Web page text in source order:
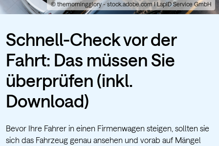
Schnell-Check vor der
Fahrt: Das müssen Sie
überprüfen (inkl.
Download)
Bevor Ihre Fahrer in einen Firmenwagen steigen, sollten sie
sich das Fahrzeug genau ansehen und vorab auf Mängel
© themorningglory - stock.adobe.com I LapID Service GmbH